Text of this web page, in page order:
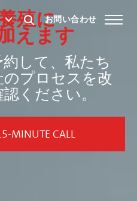
お問い合わせ
殖に
えます
して、私たち
プロセスを改
ください。
MINUTE CALL